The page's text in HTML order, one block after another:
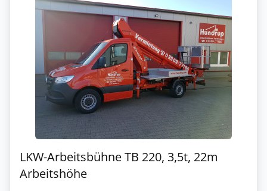
LKW-Arbeitsbühne TB 220, 3,5t, 22m
Arbeitshöhe